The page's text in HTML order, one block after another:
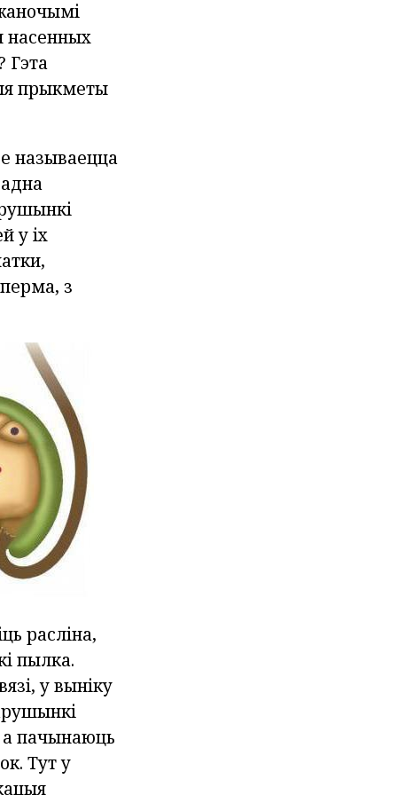
насенных
Гэта
прыкметы
называецца
у іх
з
расліна,
пылка.
у выніку
пачынаюць
Тут у